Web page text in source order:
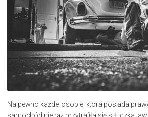
Na pewno każdej osobie, która posiada
samochód nie raz przytrafiła się stłuczka,